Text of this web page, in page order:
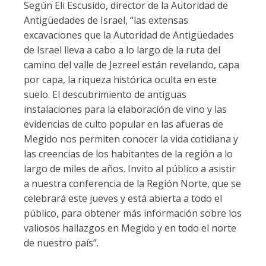
Según Eli Escusido, director de la Autoridad de
Antigüedades de Israel, “las extensas
excavaciones que la Autoridad de Antigüedades
de Israel lleva a cabo a lo largo de la ruta del
camino del valle de Jezreel están revelando, capa
por capa, la riqueza histórica oculta en este
suelo. El descubrimiento de antiguas
instalaciones para la elaboración de vino y las
evidencias de culto popular en las afueras de
Megido nos permiten conocer la vida cotidiana y
las creencias de los habitantes de la región a lo
largo de miles de años. Invito al público a asistir
a nuestra conferencia de la Región Norte, que se
celebrará este jueves y está abierta a todo el
público, para obtener más información sobre los
valiosos hallazgos en Megido y en todo el norte
de nuestro país”.